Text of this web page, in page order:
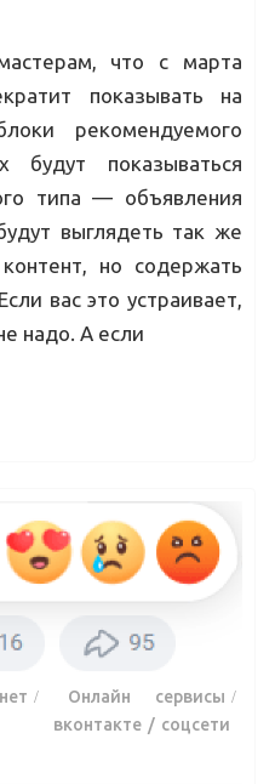
что с марта
показывать на
рекомендуемого
будут показываться
типа — объявления
выглядеть так же
но содержать
вас это устраивает,
надо. А если
Онлайн сервисы
: вконтакте
соцсети